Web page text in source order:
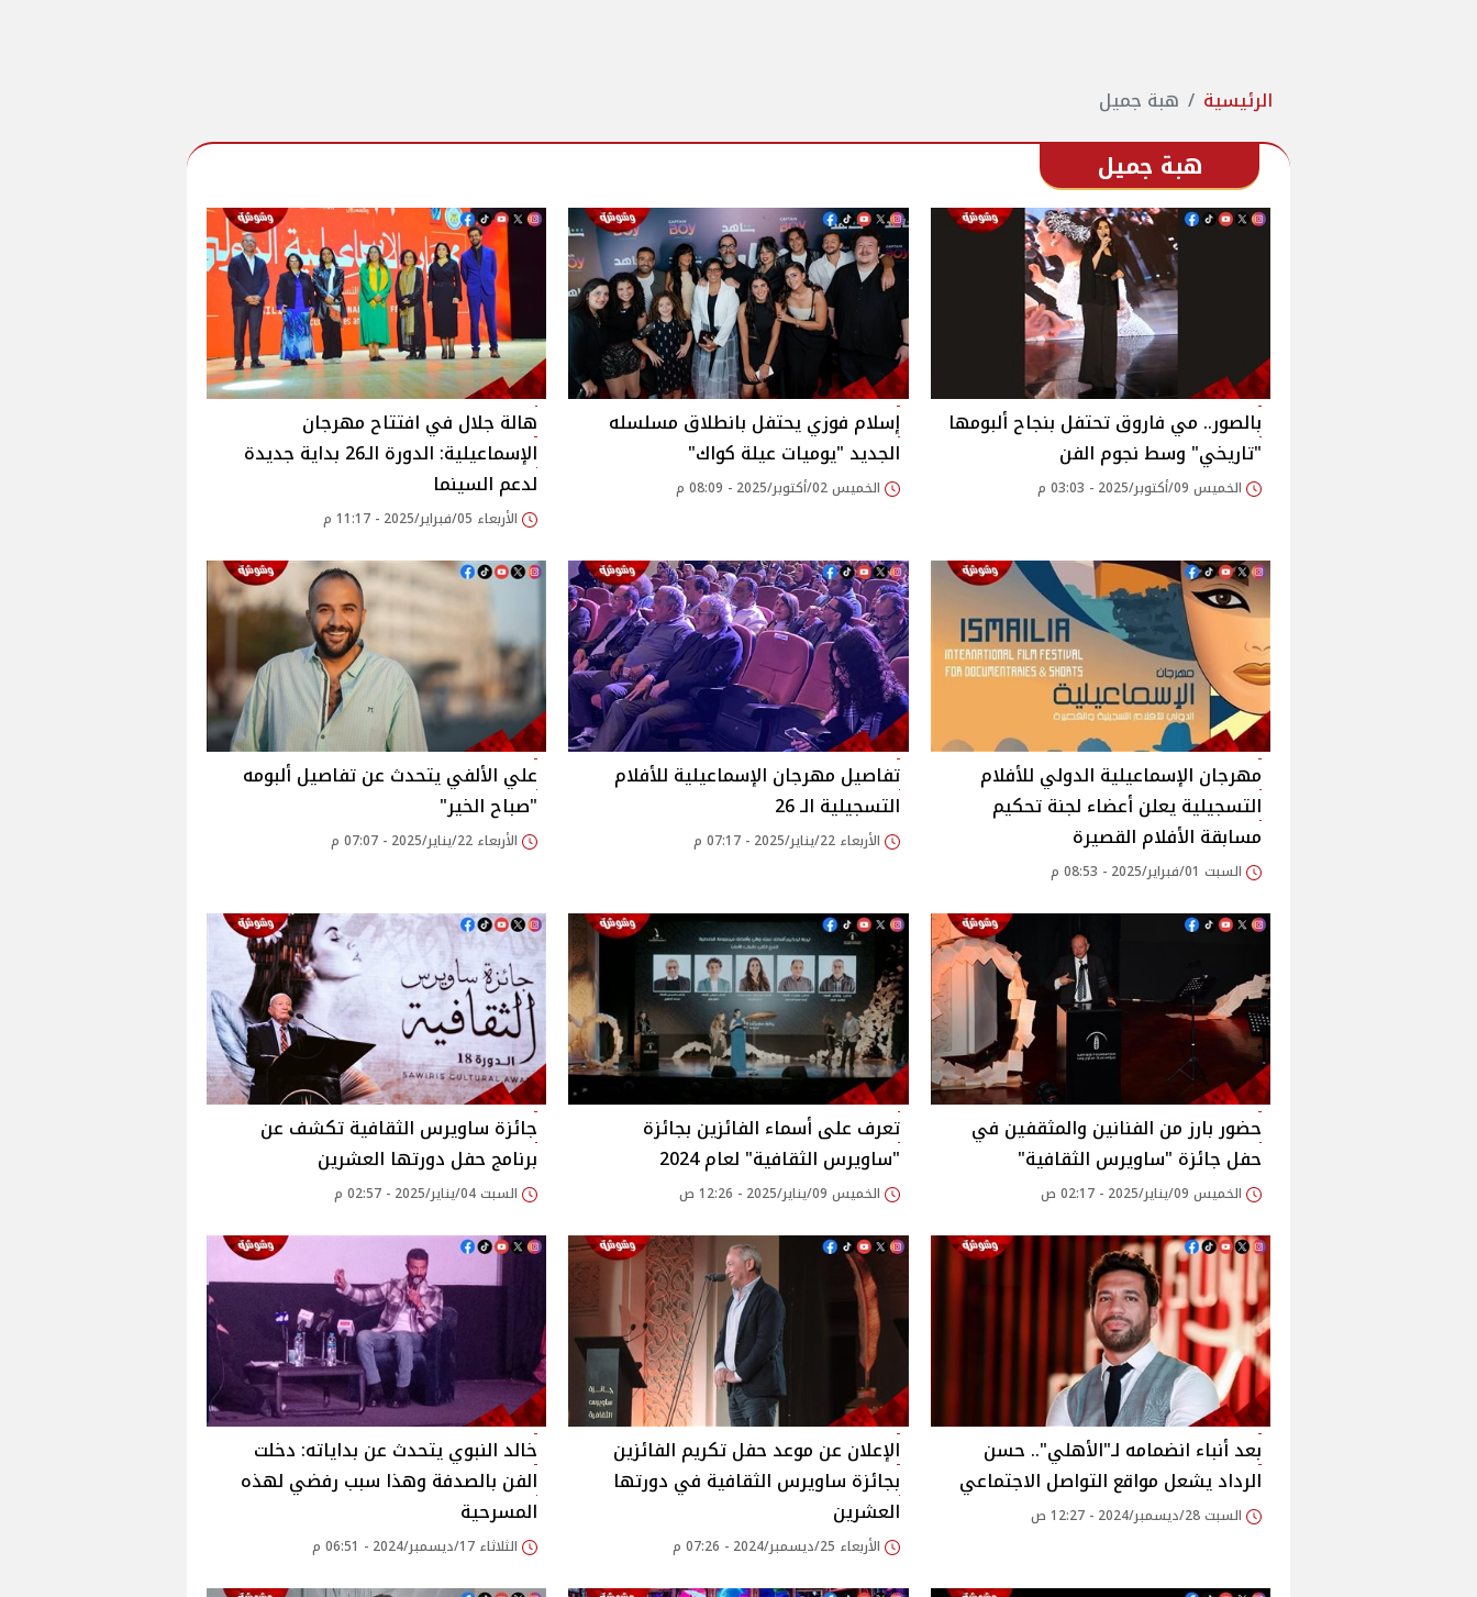
الرئيسية هبة جميل
هبة جميل
بالصور.. مي فاروق تحتفل بنجاح ألبومها
"تاريخي" وسط نجوم الفن
الخميس 09/أكتوبر/2025 - 03:03 م
إسلام فوزي يحتفل بانطلاق مسلسله
الجديد "يوميات عيلة كواك"
الخميس 02/أكتوبر/2025 - 08:09 م
هالة جلال في افتتاح مهرجان
الإسماعيلية: الدورة الـ26 بداية جديدة
لدعم السينما
الأربعاء 05/فبراير/2025 - 11:17 م
مهرجان الإسماعيلية الدولي للأفلام
التسجيلية يعلن أعضاء لجنة تحكيم
مسابقة الأفلام القصيرة
السبت 01/فبراير/2025 - 08:53 م
تفاصيل مهرجان الإسماعيلية للأفلام
التسجيلية الـ 26
الأربعاء 22/يناير/2025 - 07:17 م
علي الألفي يتحدث عن تفاصيل ألبومه
"صباح الخير"
الأربعاء 22/يناير/2025 - 07:07 م
حضور بارز من الفنانين والمثقفين في
حفل جائزة "ساويرس الثقافية"
الخميس 09/يناير/2025 - 02:17 ص
تعرف على أسماء الفائزين بجائزة
"ساويرس الثقافية" لعام 2024‎
الخميس 09/يناير/2025 - 12:26 ص
جائزة ساويرس الثقافية تكشف عن
برنامج حفل دورتها العشرين
السبت 04/يناير/2025 - 02:57 م
بعد أنباء انضمامه لـ"الأهلي".. حسن
الرداد يشعل مواقع التواصل الاجتماعي
السبت 28/ديسمبر/2024 - 12:27 ص
الإعلان عن موعد حفل تكريم الفائزين
بجائزة ساويرس الثقافية في دورتها
العشرين
الأربعاء 25/ديسمبر/2024 - 07:26 م
خالد النبوي يتحدث عن بداياته: دخلت
الفن بالصدفة وهذا سبب رفضي لهذه
المسرحية
الثلاثاء 17/ديسمبر/2024 - 06:51 م